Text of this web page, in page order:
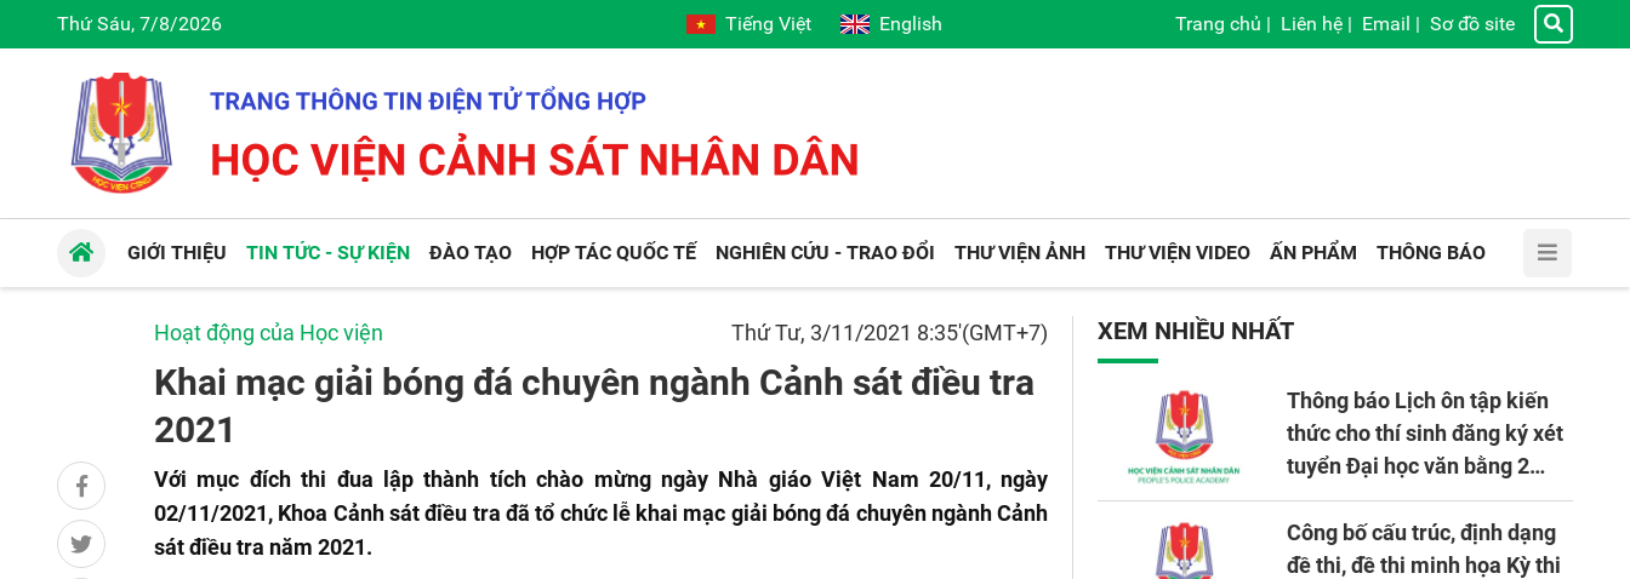
Thứ Sáu, 7/8/2026 Tiếng Việt English Trang chủ | Liên hệ | Email | Sơ đồ site
GIỚI THIỆU TIN TỨC - SỰ KIỆN ĐÀO TẠO HỢP TÁC QUỐC TẾ NGHIÊN CỨU - TRAO ĐỔI THƯ VIỆN ẢNH THƯ VIỆN VIDEO ẤN PHẨM THÔNG BÁO
Hoạt động của Học viện Thứ Tư, 3/11/2021 8:35'(GMT+7)
Khai mạc giải bóng đá chuyên ngành Cảnh sát điều tra
2021
Với mục đích thi đua lập thành tích chào mừng ngày Nhà giáo Việt Nam 20/11, ngày
02/11/2021, Khoa Cảnh sát điều tra đã tổ chức lễ khai mạc giải bóng đá chuyên ngành Cảnh
sát điều tra năm 2021.
XEM NHIỀU NHẤT
Thông báo Lịch ôn tập kiến
thức cho thí sinh đăng ký xét
tuyển Đại học văn bằng 2
tuyển mới, mở tại Học viện
CSND năm học 2026 - 2027
Công bố cấu trúc, định dạng
đề thi, đề thi minh họa Kỳ thi